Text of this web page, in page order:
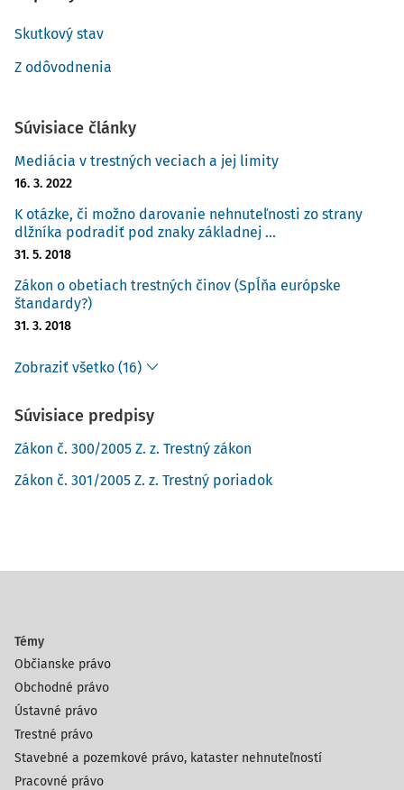
Skutkový stav
Z odôvodnenia
Súvisiace články
Mediácia v trestných veciach a jej limity
16. 3. 2022
K otázke, či možno darovanie nehnuteľnosti zo strany
dlžníka podradiť pod znaky základnej ...
31. 5. 2018
Zákon o obetiach trestných činov (Spĺňa európske
štandardy?)
31. 3. 2018
Zobraziť všetko (16)
Súvisiace predpisy
Zákon č. 300/2005 Z. z. Trestný zákon
Zákon č. 301/2005 Z. z. Trestný poriadok
Témy
Občianske právo
Obchodné právo
Ústavné právo
Trestné právo
Stavebné a pozemkové právo, kataster nehnuteľností
Pracovné právo